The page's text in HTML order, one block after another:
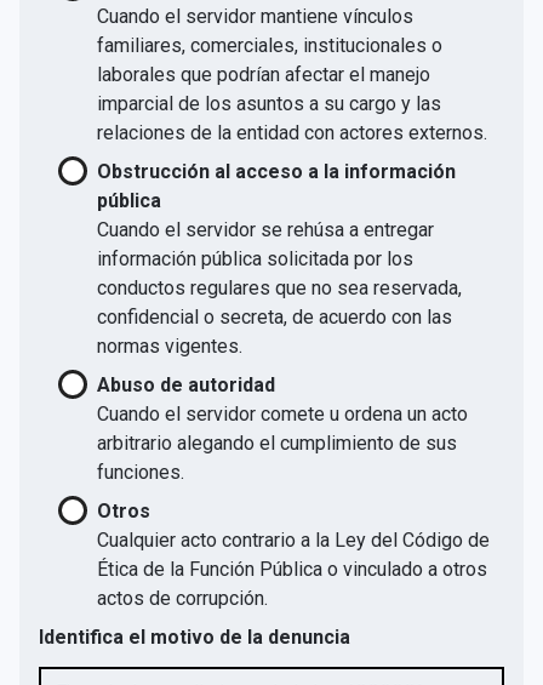
Cuando el servidor mantiene vínculos
familiares, comerciales, institucionales o
laborales que podrían afectar el manejo
imparcial de los asuntos a su cargo y las
relaciones de la entidad con actores externos.
Obstrucción al acceso a la información
pública
Cuando el servidor se rehúsa a entregar
información pública solicitada por los
conductos regulares que no sea reservada,
confidencial o secreta, de acuerdo con las
normas vigentes.
Abuso de autoridad
Cuando el servidor comete u ordena un acto
arbitrario alegando el cumplimiento de sus
funciones.
Otros
Cualquier acto contrario a la Ley del Código de
Ética de la Función Pública o vinculado a otros
actos de corrupción.
Identifica el motivo de la denuncia